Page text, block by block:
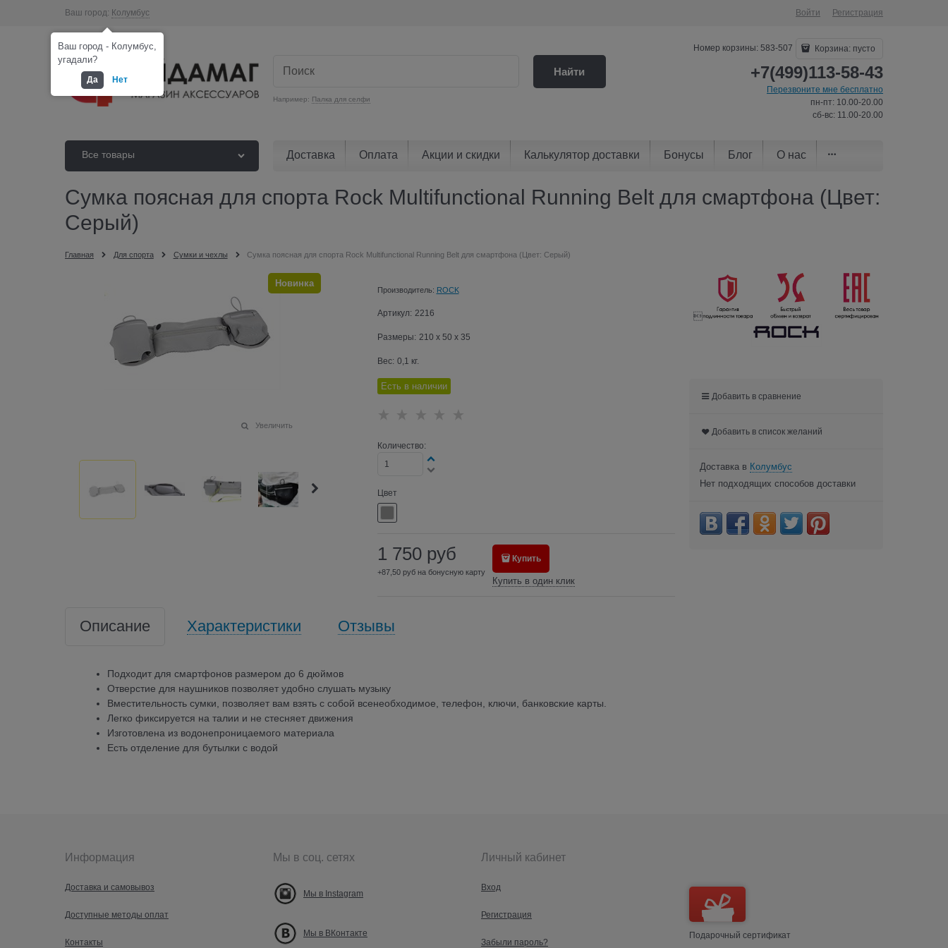
Ваш город: Колумбус Войти Регистрация
Например: Палка для селфи
Найти
Номер корзины: 583-507 Корзина: пусто
+7(499)113-58-43
Перезвоните мне бесплатно
пн-пт: 10.00-20.00
сб-вс: 11.00-20.00
Все товары Доставка Оплата Акции и скидки Калькулятор доставки Бонусы Блог О нас
Сумка поясная для спорта Rock Multifunctional Running Belt для смартфона (Цвет:
Серый)
Главная Для спорта Сумки и чехлы Сумка поясная для спорта Rock Multifunctional Running Belt для смартфона (Цвет: Серый)
Новинка
Увеличить
Производитель: ROCK
Артикул: 2216
Размеры: 210 x 50 x 35
Вес: 0,1 кг.
Есть в наличии
Количество:
Цвет
1 750 руб
+87,50 руб на бонусную карту
Купить
Купить в один клик
Описание Характеристики Отзывы
Подходит для смартфонов размером до 6 дюймов
Отверстие для наушников позволяет удобно слушать музыку
Вместительность сумки, позволяет вам взять с собой всенеобходимое, телефон, ключи, банковские карты.
Легко фиксируется на талии и не стесняет движения
Изготовлена из водонепроницаемого материала
Есть отделение для бутылки с водой

Добавить в сравнение
Добавить в список желаний
Доставка в Колумбус
Нет подходящих способов доставки
Информация
Доставка и самовывоз
Доступные методы оплат
Контакты
Мы в соц. сетях
Мы в Instagram
Мы в ВКонтакте
Личный кабинет
Вход
Регистрация
Забыли пароль?
Подарочный сертификат
Ваш город - Колумбус,
угадали?
Да Нет